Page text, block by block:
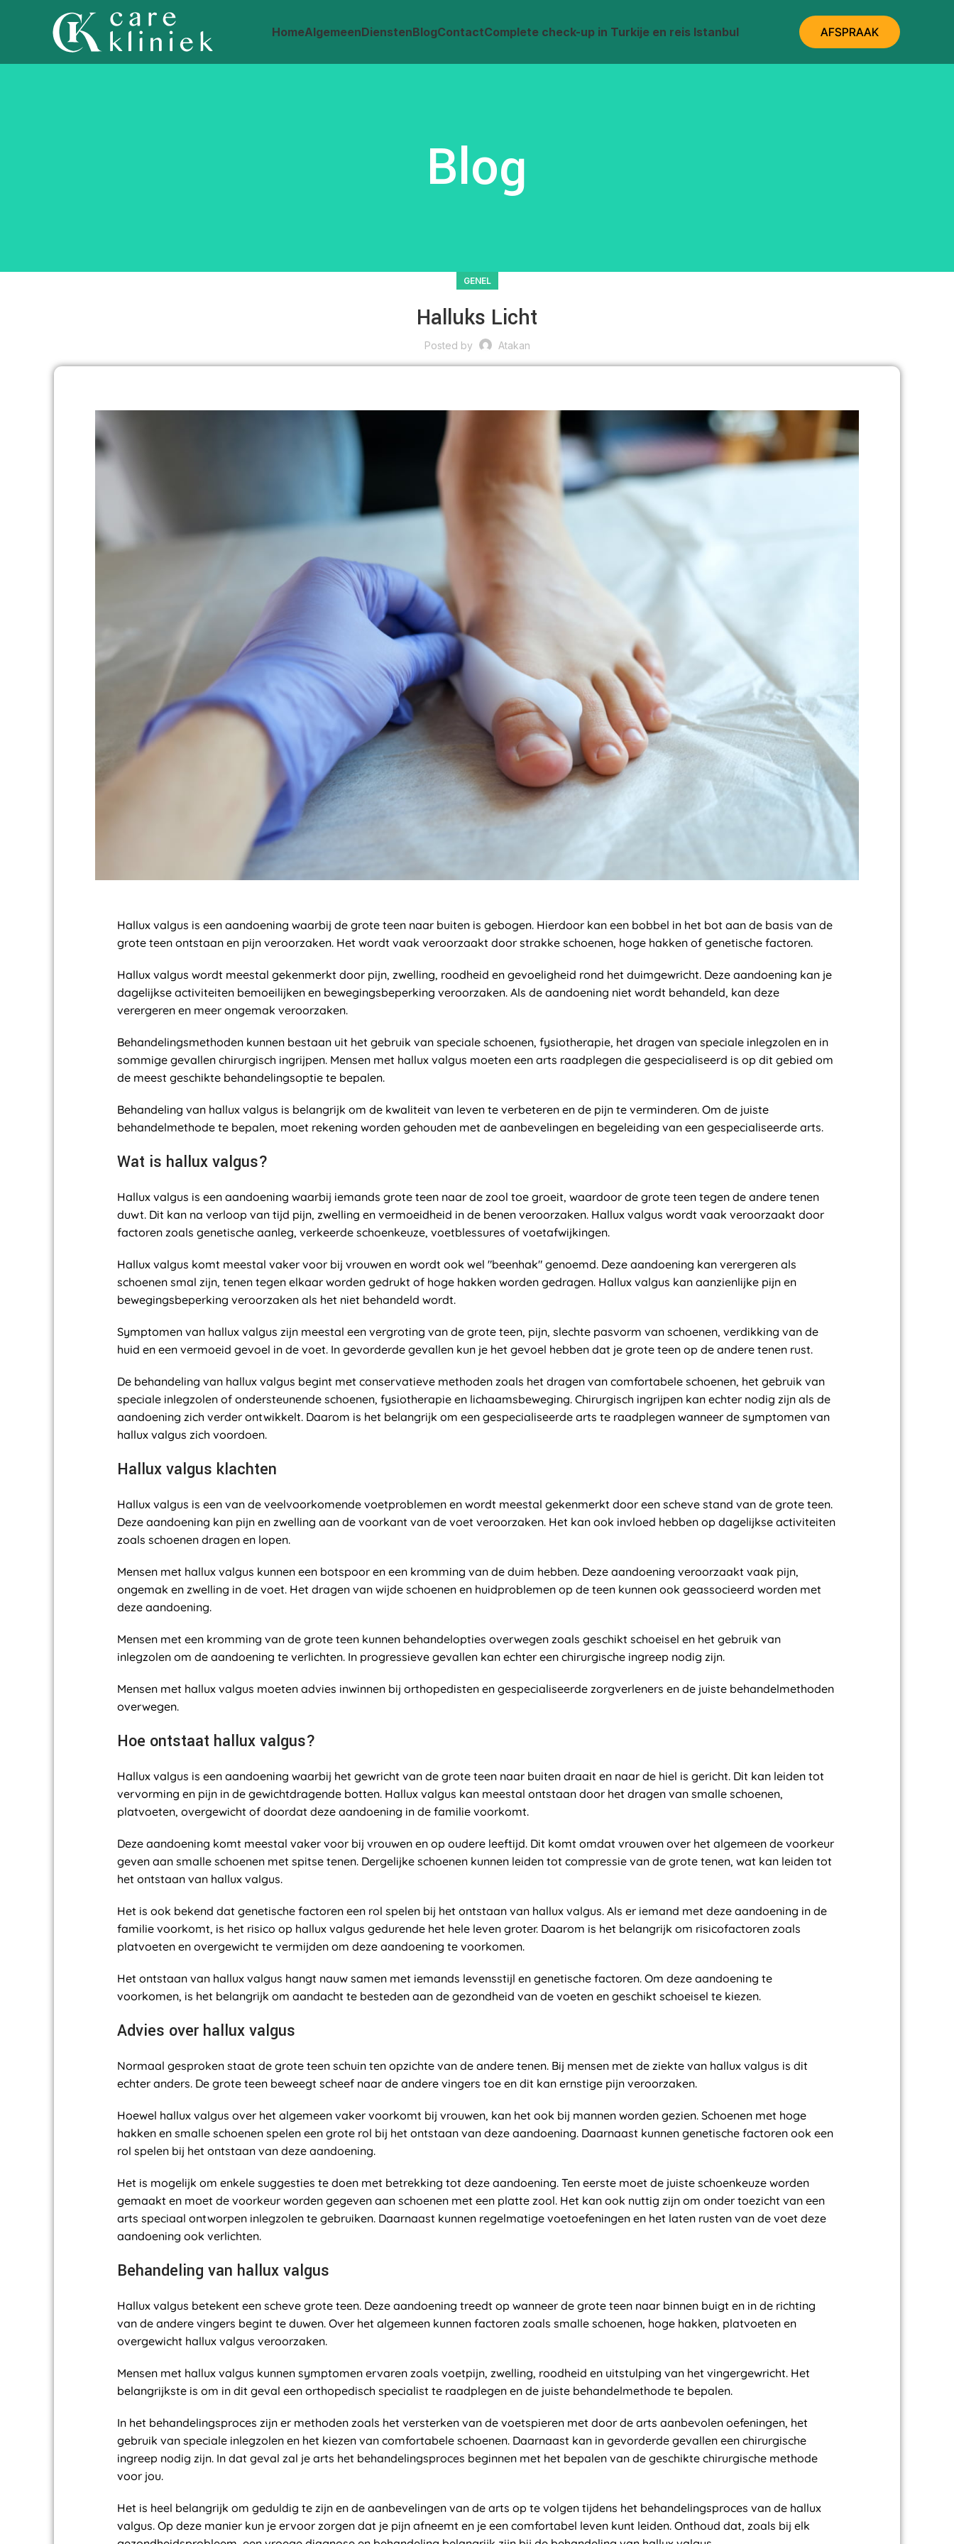
HomeAlgemeenDienstenBlogContactComplete check-up in Turkije en reis Istanbul AFSPRAAK
Blog
GENEL
Halluks Licht
Posted by Atakan
Hallux valgus is een aandoening waarbij de grote teen naar buiten is gebogen. Hierdoor kan een bobbel in het bot aan de basis van de
grote teen ontstaan en pijn veroorzaken. Het wordt vaak veroorzaakt door strakke schoenen, hoge hakken of genetische factoren.
Hallux valgus wordt meestal gekenmerkt door pijn, zwelling, roodheid en gevoeligheid rond het duimgewricht. Deze aandoening kan je
dagelijkse activiteiten bemoeilijken en bewegingsbeperking veroorzaken. Als de aandoening niet wordt behandeld, kan deze
verergeren en meer ongemak veroorzaken.
Behandelingsmethoden kunnen bestaan uit het gebruik van speciale schoenen, fysiotherapie, het dragen van speciale inlegzolen en in
sommige gevallen chirurgisch ingrijpen. Mensen met hallux valgus moeten een arts raadplegen die gespecialiseerd is op dit gebied om
de meest geschikte behandelingsoptie te bepalen.
Behandeling van hallux valgus is belangrijk om de kwaliteit van leven te verbeteren en de pijn te verminderen. Om de juiste
behandelmethode te bepalen, moet rekening worden gehouden met de aanbevelingen en begeleiding van een gespecialiseerde arts.
Wat is hallux valgus?
Hallux valgus is een aandoening waarbij iemands grote teen naar de zool toe groeit, waardoor de grote teen tegen de andere tenen
duwt. Dit kan na verloop van tijd pijn, zwelling en vermoeidheid in de benen veroorzaken. Hallux valgus wordt vaak veroorzaakt door
factoren zoals genetische aanleg, verkeerde schoenkeuze, voetblessures of voetafwijkingen.
Hallux valgus komt meestal vaker voor bij vrouwen en wordt ook wel "beenhak" genoemd. Deze aandoening kan verergeren als
schoenen smal zijn, tenen tegen elkaar worden gedrukt of hoge hakken worden gedragen. Hallux valgus kan aanzienlijke pijn en
bewegingsbeperking veroorzaken als het niet behandeld wordt.
Symptomen van hallux valgus zijn meestal een vergroting van de grote teen, pijn, slechte pasvorm van schoenen, verdikking van de
huid en een vermoeid gevoel in de voet. In gevorderde gevallen kun je het gevoel hebben dat je grote teen op de andere tenen rust.
De behandeling van hallux valgus begint met conservatieve methoden zoals het dragen van comfortabele schoenen, het gebruik van
speciale inlegzolen of ondersteunende schoenen, fysiotherapie en lichaamsbeweging. Chirurgisch ingrijpen kan echter nodig zijn als de
aandoening zich verder ontwikkelt. Daarom is het belangrijk om een gespecialiseerde arts te raadplegen wanneer de symptomen van
hallux valgus zich voordoen.
Hallux valgus klachten
Hallux valgus is een van de veelvoorkomende voetproblemen en wordt meestal gekenmerkt door een scheve stand van de grote teen.
Deze aandoening kan pijn en zwelling aan de voorkant van de voet veroorzaken. Het kan ook invloed hebben op dagelijkse activiteiten
zoals schoenen dragen en lopen.
Mensen met hallux valgus kunnen een botspoor en een kromming van de duim hebben. Deze aandoening veroorzaakt vaak pijn,
ongemak en zwelling in de voet. Het dragen van wijde schoenen en huidproblemen op de teen kunnen ook geassocieerd worden met
deze aandoening.
Mensen met een kromming van de grote teen kunnen behandelopties overwegen zoals geschikt schoeisel en het gebruik van
inlegzolen om de aandoening te verlichten. In progressieve gevallen kan echter een chirurgische ingreep nodig zijn.
Mensen met hallux valgus moeten advies inwinnen bij orthopedisten en gespecialiseerde zorgverleners en de juiste behandelmethoden
overwegen.
Hoe ontstaat hallux valgus?
Hallux valgus is een aandoening waarbij het gewricht van de grote teen naar buiten draait en naar de hiel is gericht. Dit kan leiden tot
vervorming en pijn in de gewichtdragende botten. Hallux valgus kan meestal ontstaan door het dragen van smalle schoenen,
platvoeten, overgewicht of doordat deze aandoening in de familie voorkomt.
Deze aandoening komt meestal vaker voor bij vrouwen en op oudere leeftijd. Dit komt omdat vrouwen over het algemeen de voorkeur
geven aan smalle schoenen met spitse tenen. Dergelijke schoenen kunnen leiden tot compressie van de grote tenen, wat kan leiden tot
het ontstaan van hallux valgus.
Het is ook bekend dat genetische factoren een rol spelen bij het ontstaan van hallux valgus. Als er iemand met deze aandoening in de
familie voorkomt, is het risico op hallux valgus gedurende het hele leven groter. Daarom is het belangrijk om risicofactoren zoals
platvoeten en overgewicht te vermijden om deze aandoening te voorkomen.
Het ontstaan van hallux valgus hangt nauw samen met iemands levensstijl en genetische factoren. Om deze aandoening te
voorkomen, is het belangrijk om aandacht te besteden aan de gezondheid van de voeten en geschikt schoeisel te kiezen.
Advies over hallux valgus
Normaal gesproken staat de grote teen schuin ten opzichte van de andere tenen. Bij mensen met de ziekte van hallux valgus is dit
echter anders. De grote teen beweegt scheef naar de andere vingers toe en dit kan ernstige pijn veroorzaken.
Hoewel hallux valgus over het algemeen vaker voorkomt bij vrouwen, kan het ook bij mannen worden gezien. Schoenen met hoge
hakken en smalle schoenen spelen een grote rol bij het ontstaan van deze aandoening. Daarnaast kunnen genetische factoren ook een
rol spelen bij het ontstaan van deze aandoening.
Het is mogelijk om enkele suggesties te doen met betrekking tot deze aandoening. Ten eerste moet de juiste schoenkeuze worden
gemaakt en moet de voorkeur worden gegeven aan schoenen met een platte zool. Het kan ook nuttig zijn om onder toezicht van een
arts speciaal ontworpen inlegzolen te gebruiken. Daarnaast kunnen regelmatige voetoefeningen en het laten rusten van de voet deze
aandoening ook verlichten.
Behandeling van hallux valgus
Hallux valgus betekent een scheve grote teen. Deze aandoening treedt op wanneer de grote teen naar binnen buigt en in de richting
van de andere vingers begint te duwen. Over het algemeen kunnen factoren zoals smalle schoenen, hoge hakken, platvoeten en
overgewicht hallux valgus veroorzaken.
Mensen met hallux valgus kunnen symptomen ervaren zoals voetpijn, zwelling, roodheid en uitstulping van het vingergewricht. Het
belangrijkste is om in dit geval een orthopedisch specialist te raadplegen en de juiste behandelmethode te bepalen.
In het behandelingsproces zijn er methoden zoals het versterken van de voetspieren met door de arts aanbevolen oefeningen, het
gebruik van speciale inlegzolen en het kiezen van comfortabele schoenen. Daarnaast kan in gevorderde gevallen een chirurgische
ingreep nodig zijn. In dat geval zal je arts het behandelingsproces beginnen met het bepalen van de geschikte chirurgische methode
voor jou.
Het is heel belangrijk om geduldig te zijn en de aanbevelingen van de arts op te volgen tijdens het behandelingsproces van de hallux
valgus. Op deze manier kun je ervoor zorgen dat je pijn afneemt en je een comfortabel leven kunt leiden. Onthoud dat, zoals bij elk